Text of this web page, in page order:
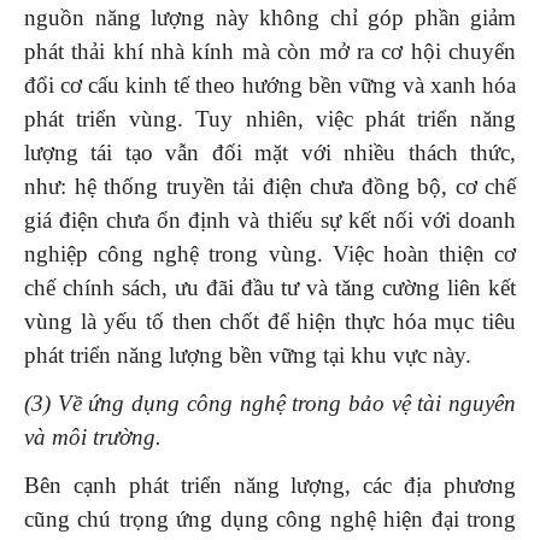
nguồn năng lượng này không chỉ góp phần giảm
phát thải khí nhà kính mà còn mở ra cơ hội chuyển
đổi cơ cấu kinh tế theo hướng bền vững và xanh hóa
phát triển vùng. Tuy nhiên, việc phát triển năng
lượng tái tạo vẫn đối mặt với nhiều thách thức,
như: hệ thống truyền tải điện chưa đồng bộ, cơ chế
giá điện chưa ổn định và thiếu sự kết nối với doanh
nghiệp công nghệ trong vùng. Việc hoàn thiện cơ
chế chính sách, ưu đãi đầu tư và tăng cường liên kết
vùng là yếu tố then chốt để hiện thực hóa mục tiêu
phát triển năng lượng bền vững tại khu vực này.
(3) Về ứng dụng công nghệ trong bảo vệ tài nguyên
và môi trường.
Bên cạnh phát triển năng lượng, các địa phương
cũng chú trọng ứng dụng công nghệ hiện đại trong